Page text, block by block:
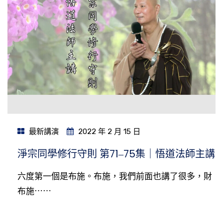
最新講演 2022 年 2 月 15 日
淨宗同學修行守則 第71‒75集｜悟道法師主講
六度第一個是布施。布施，我們前面也講了很多，財
布施⋯⋯